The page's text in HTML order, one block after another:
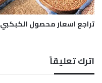
ب
ر
يتراجع اسعار محصول الكبكبي
اترك تعليقاً